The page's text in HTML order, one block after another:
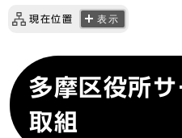
現在位置 表示
多摩区役所
取組